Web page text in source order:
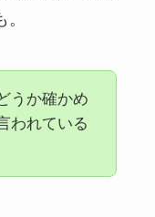
うか確かめ
われている